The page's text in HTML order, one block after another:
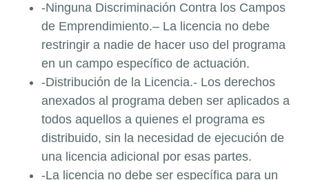
-Ninguna Discriminación Contra los Campos
de Emprendimiento.– La licencia no debe
restringir a nadie de hacer uso del programa
en un campo específico de actuación.
-Distribución de la Licencia.- Los derechos
anexados al programa deben ser aplicados a
todos aquellos a quienes el programa es
distribuido, sin la necesidad de ejecución de
una licencia adicional por esas partes.
-La licencia no debe ser específica para un